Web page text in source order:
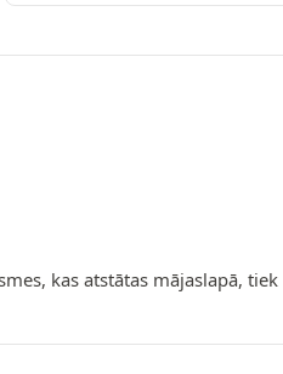
kas atstātas mājaslapā, tiek